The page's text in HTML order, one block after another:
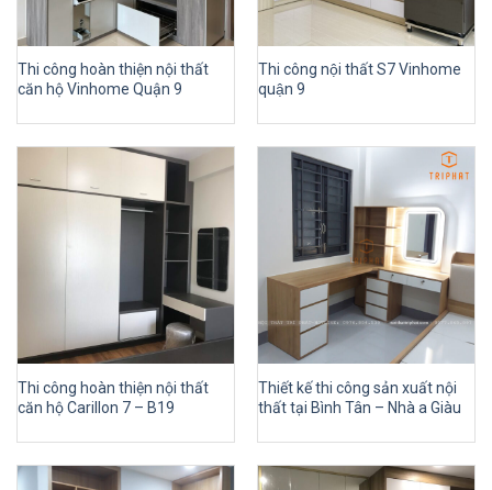
Thi công hoàn thiện nội thất
căn hộ Vinhome Quận 9
Thi công nội thất S7 Vinhome
quận 9
Thi công hoàn thiện nội thất
căn hộ Carillon 7 – B19
Thiết kế thi công sản xuất nội
thất tại Bình Tân – Nhà a Giàu